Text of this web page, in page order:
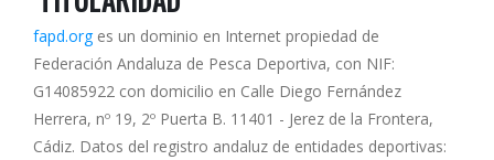
fapd.orges un dominio en Internet propiedad de
Federación Andaluza de Pesca Deportiva, con NIF:
G14085922 con domicilio en Calle Diego Fernández
Herrera, nº 19, 2º Puerta B. 11401 - Jerez de la Frontera,
Cádiz. Datos del registro andaluz de entidades deportivas: